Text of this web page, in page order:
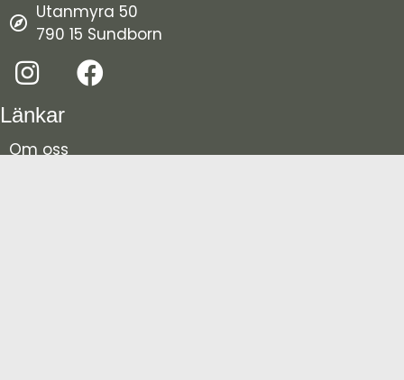
Utanmyra 50
790 15 Sundborn
Länkar
Om oss